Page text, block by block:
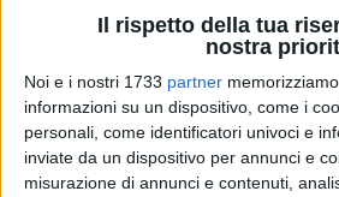
Il rispetto della tua
nostra
Noi e i nostri 1733 partner
informazioni su un dispositivo, come i
personali, come identificatori univoci e
inviate da un dispositivo per annunci e
misurazione di annunci e contenuti,
Nato in rifugio, la storia da non
I medici della Bat in convegno a
BARLETTA - 13 MAGGIO 2010
Al Polo Logistico si
economica nella nostra